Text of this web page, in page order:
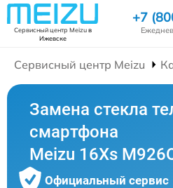
Сервисный центр Meizuв
Ижевске
+7
Сервисный центр Meizu
Замена стекла
смартфона
Meizu 16Xs
Официальный сервис